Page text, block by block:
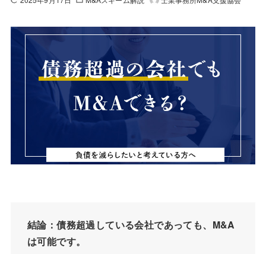
結論：債務超過している会社であっても、M&A
は可能です。